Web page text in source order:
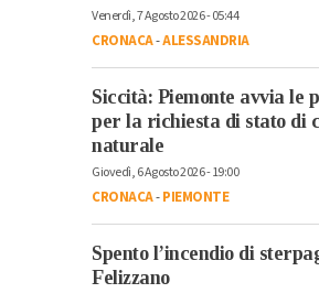
Venerdì, 7 Agosto 2026 - 05:44
CRONACA-ALESSANDRIA
Siccità: Piemonte avvia le
per la richiesta di stato di
naturale
Giovedì, 6 Agosto 2026 - 19:00
CRONACA-PIEMONTE
Spento l’incendio di
Felizzano